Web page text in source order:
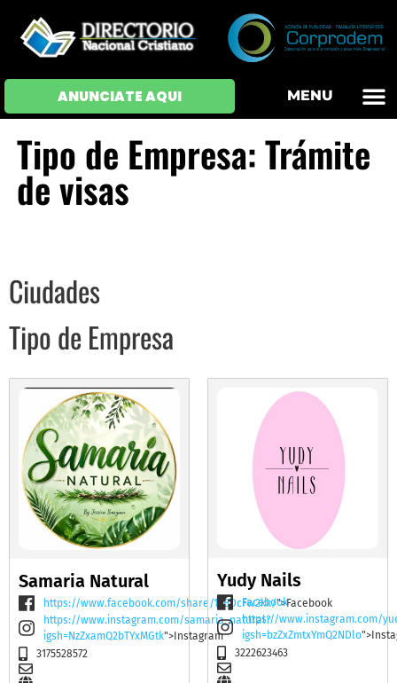
ANUNCIATE AQUI MENU
Tipo de Empresa: Trámite
de visas
Ciudades
Tipo de Empresa
Samaria Natural
https://www.facebook.com/share/19BDcFw2kk/">Facebook
https://www.instagram.com/samaria_natural?
igsh=NzZxamQ2bTYxMGtk">Instagram
3175528572
Yudy Nails
Facebook
https://www.instagram.com/
igsh=bzZxZmtxYmQ2NDlo
3222623463